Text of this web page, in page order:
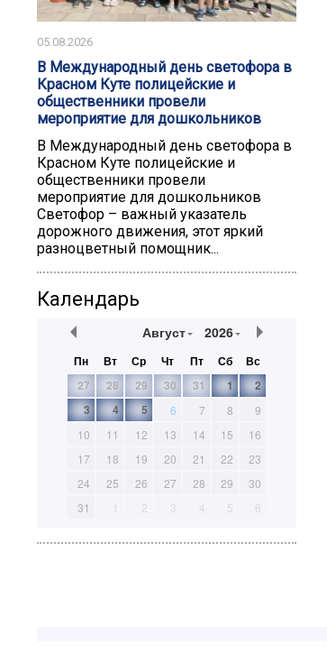
05.08.2026
В Международный день светофора в
Красном Куте полицейские и
общественники провели
мероприятие для дошкольников
В Международный день светофора в
Красном Куте полицейские и
общественники провели
мероприятие для дошкольников
Светофор – важный указатель
дорожного движения, этот яркий
разноцветный помощник...
Календарь
Август 2026
Пн Вт Ср Чт Пт Сб
Вс
27
28 29 30 31 1
2
3
4 5 6 7 8
9
10
11 12 13 14 15
16
17
18 19 20 21 22
23
24
25 26 27 28 29
30
31
1 2 3 4 5 6